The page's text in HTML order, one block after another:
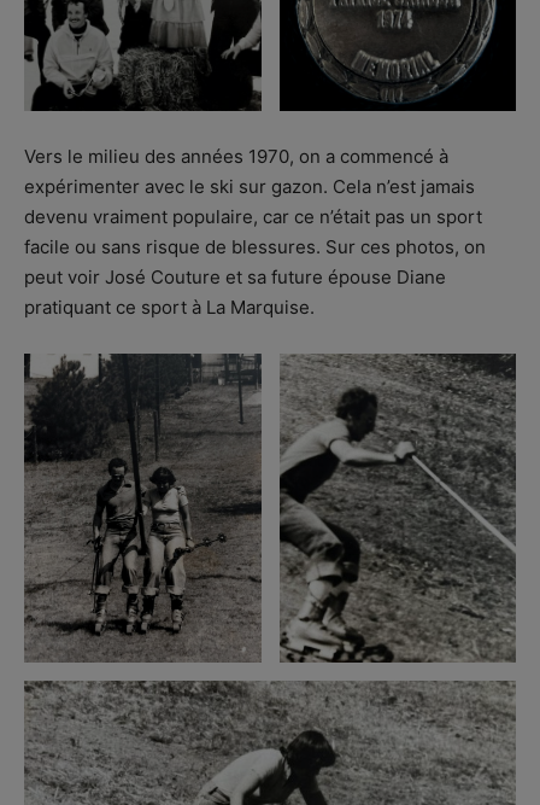
Vers le milieu des années 1970, on a commencé à
expérimenter avec le ski sur gazon. Cela n’est jamais
devenu vraiment populaire, car ce n’était pas un sport
facile ou sans risque de blessures. Sur ces photos, on
peut voir José Couture et sa future épouse Diane
pratiquant ce sport à La Marquise.